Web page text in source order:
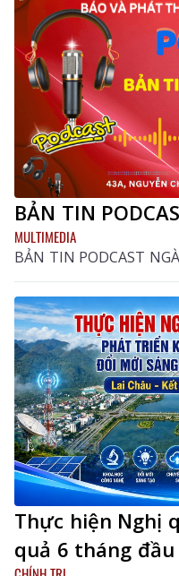
BẢN TIN
MULTIMEDIA
BẢN TIN PODCAST
Thực hiện Nghị
quả 6 tháng